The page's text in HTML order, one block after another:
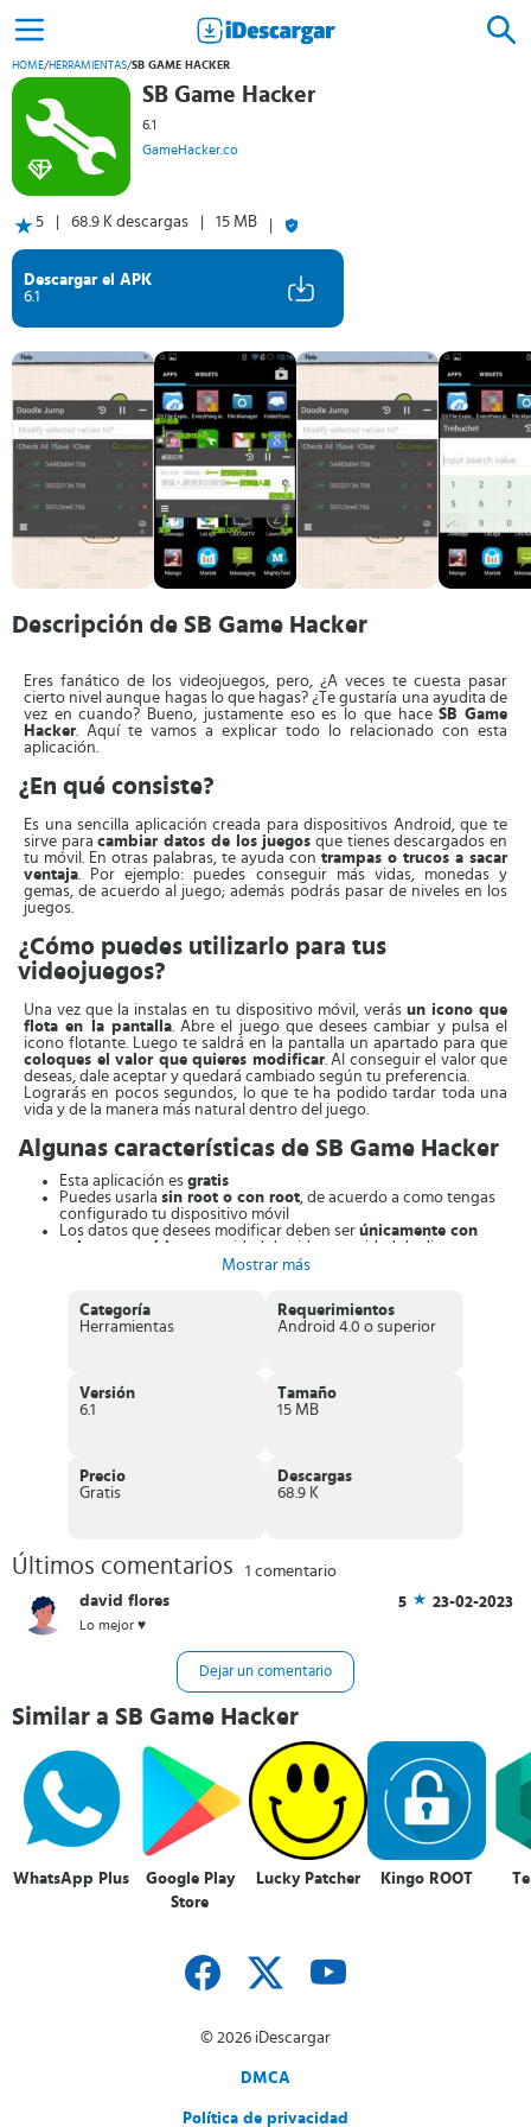
HOME/HERRAMIENTAS/SB GAME HACKER
SB Game Hacker
6.1
GameHacker.co
5 68.9 K descargas 15 MB
Descargar el APK
6.1
Descripción de SB Game Hacker
Eres fanático de los videojuegos, pero, ¿A veces te cuesta pasar
cierto nivel aunque hagas lo que hagas? ¿Te gustaría una ayudita de
vez en cuando? Bueno, justamente eso es lo que haceSB Game
Hacker. Aquí te vamos a explicar todo lo relacionado con esta
aplicación.
¿En qué consiste?
Es una sencilla aplicación creada para dispositivos Android, que te
sirve paracambiar datos de los juegos que tienes descargados en
tu móvil. En otras palabras, te ayuda con trampas o trucos a sacar
ventaja. Por ejemplo: puedes conseguir más vidas, monedas y
gemas, de acuerdo al juego; además podrás pasar de niveles en los
juegos.
¿Cómo puedes utilizarlo para tus
videojuegos?
Una vez que la instalas en tu dispositivo móvil, verás un icono que
flota en la pantalla. Abre el juego que desees cambiar y pulsa el
icono flotante. Luego te saldrá en la pantalla un apartado para que
coloques el valor que quieres modificar. Al conseguir el valor que
deseas, dale aceptar y quedará cambiado según tu preferencia.
Lograrás en pocos segundos, lo que te ha podido tardar toda una
vida y de la manera más natural dentro del juego.
Algunas características de SB Game Hacker
Esta aplicación es gratis
Puedes usarla sin root o con root, de acuerdo a como tengas
configurado tu dispositivo móvil
Los datos que desees modificar deben ser únicamente con
valores numéricos
: cantidad de vidas, cantidad de dinero o
gemas. O, si es el caso: pasar del nivel 3 al nivel 6, por ejemplo
movimientos restantes
Podrásaumentar o disminuir la velocidad del juego
¿Cómo puedes descargar SB Game Hacker?
Android
haces la instalación a través de nuestros servidores deberás tener
activada la opción: Ajustes > Aplicaciones > Orígenes
. No puedes hacer conseguirlo desde Google Play, por
lo que te recomendamos descargar la última versión desde nuestro
sitio web.
Solo podrás hacerlo si tienes en tu dispositivo
está disponible el App Store, pero puedes conseguir la última
versión desde nuestro sitio web.
Mostrar más
Categoría
Herramientas
Requerimientos
Android 4.0 o superior
Versión
6.1
Tamaño
15 MB
Precio
Gratis
Descargas
68.9 K
Últimos comentarios
1 comentario
david flores
5 23-02-2023
Lo mejor ♥️
Dejar un comentario
Similar a SB Game Hacker
WhatsApp Plus
Google Play
Store
Lucky Patcher Kingo ROOT
© 2026 iDescargar
DMCA
Política de privacidad